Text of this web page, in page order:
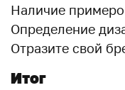
Наличие
Определение
Отразите свой
Итог